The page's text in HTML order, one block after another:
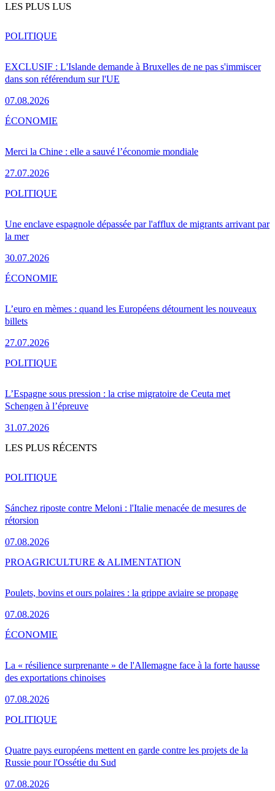
LES PLUS LUS
EXCLUSIF : L'Islande demande à Bruxelles de ne pas s'immiscer
dans son référendum sur l'UE
07.08.2026
POLITIQUE
Merci la Chine : elle a sauvé l’économie mondiale
27.07.2026
ÉCONOMIE
Une enclave espagnole dépassée par l'afflux de migrants arrivant par
la mer
30.07.2026
POLITIQUE
L’euro en mèmes : quand les Européens détournent les nouveaux
billets
27.07.2026
ÉCONOMIE
L’Espagne sous pression : la crise migratoire de Ceuta met
Schengen à l’épreuve
31.07.2026
POLITIQUE
LES PLUS RÉCENTS
Sánchez riposte contre Meloni : l'Italie menacée de mesures de
rétorsion
07.08.2026
POLITIQUE
Poulets, bovins et ours polaires : la grippe aviaire se propage
07.08.2026
PROAGRICULTURE & ALIMENTATION
La « résilience surprenante » de l'Allemagne face à la forte hausse
des exportations chinoises
07.08.2026
ÉCONOMIE
Quatre pays européens mettent en garde contre les projets de la
Russie pour l'Ossétie du Sud
07.08.2026
POLITIQUE